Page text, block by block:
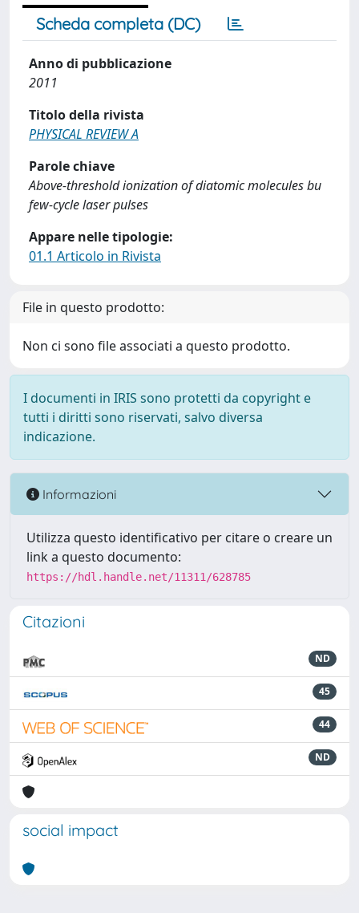
Scheda completa (DC)
Anno di pubblicazione
2011
Titolo della rivista
PHYSICAL REVIEW A
Parole chiave
Above-threshold ionization of diatomic molecules bu
few-cycle laser pulses
Appare nelle tipologie:
01.1 Articolo in Rivista
File in questo prodotto:
Non ci sono file associati a questo prodotto.
I documenti in IRIS sono protetti da copyright e
tutti i diritti sono riservati, salvo diversa
indicazione.
Informazioni
Utilizza questo identificativo per citare o creare un
link a questo documento:
https://hdl.handle.net/11311/628785
Citazioni
ND
45
44
ND
social impact